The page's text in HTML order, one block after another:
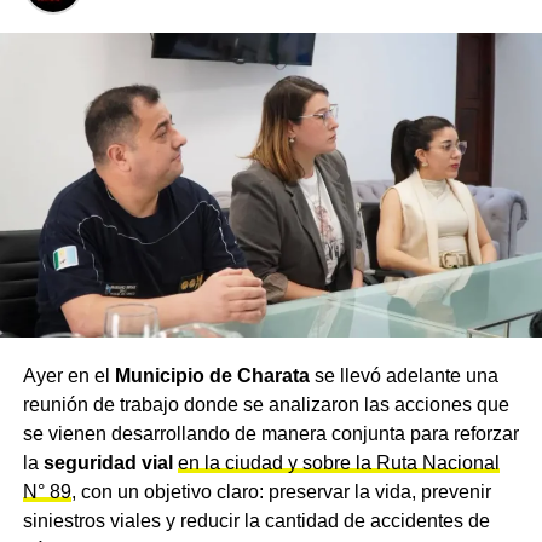
a la estabilidad macroeconómica.
Según legisladores oficialistas, el acuerdo requiere
previsibilidad para atraer inversiones.
Diputados ratificó acuerdo
Mercosur-UE: Marco regional y
relación
El tratado fue negociado entre el Mercosur y la Unión
Europea durante años.
parlamentaria en los países miembros.
Diputados ratificó acuerdo Mercosur-UE como parte de
ese proceso regional.
De ese modo, Argentina envía una señal política a sus
socios comerciales.
Ayer en el Municipio de Charatase llevó adelante una
reunión de trabajo donde se analizaron las acciones que
se vienen desarrollando de manera conjunta para reforzar
la seguridad vial en la ciudad y sobre la Ruta Nacional
N° 89, con un objetivo claro: preservar la vida, prevenir
siniestros viales y reducir la cantidad de accidentes de